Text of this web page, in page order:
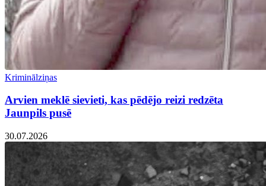
Kriminālziņas
Arvien meklē sievieti, kas pēdējo reizi redzēta
Jaunpils pusē
30.07.2026